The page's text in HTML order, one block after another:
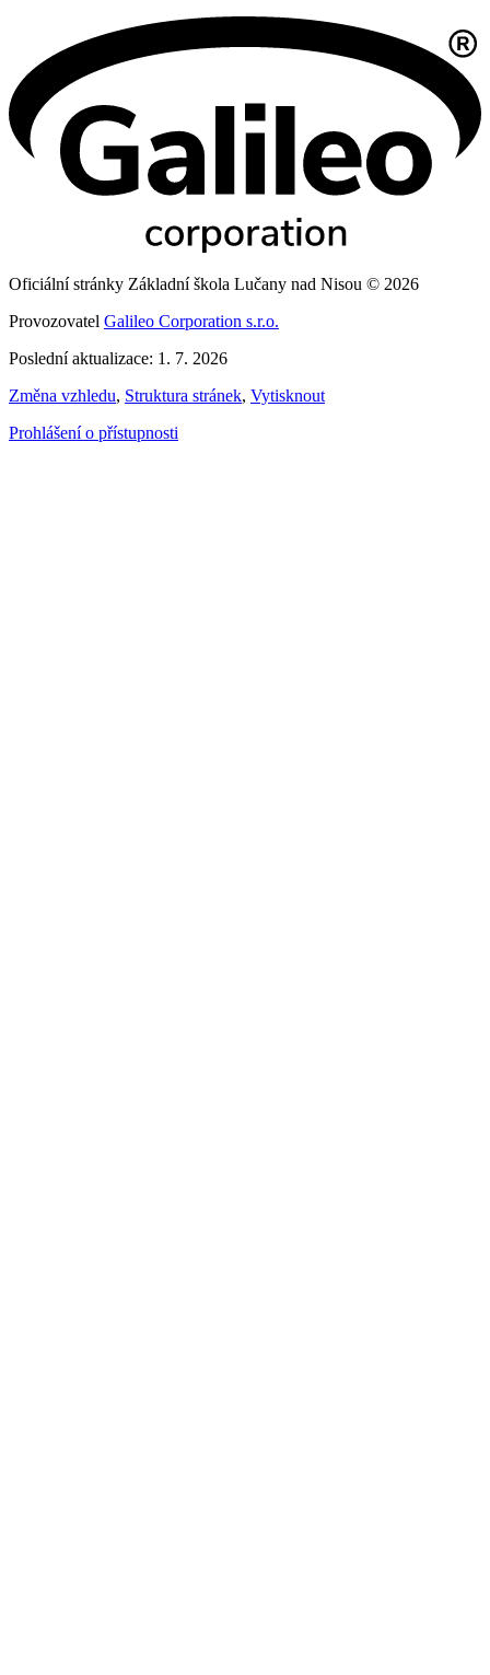
Oficiální stránky Základní škola Lučany nad Nisou © 2026
Provozovatel Galileo Corporation s.r.o.
Poslední aktualizace: 1. 7. 2026
Změna vzhledu, Struktura stránek, Vytisknout
Prohlášení o přístupnosti